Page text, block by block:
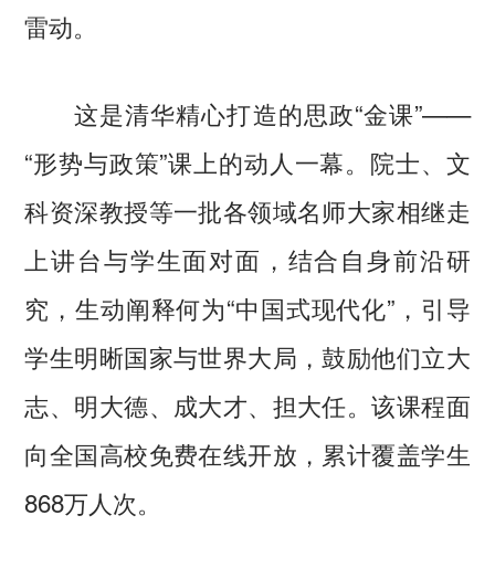
雷动。
这是清华精心打造的思政“金课”——
“形势与政策”课上的动人一幕。院士、文
科资深教授等一批各领域名师大家相继走
上讲台与学生面对面，结合自身前沿研
究，生动阐释何为“中国式现代化”，引导
学生明晰国家与世界大局，鼓励他们立大
志、明大德、成大才、担大任。该课程面
向全国高校免费在线开放，累计覆盖学生
868万人次。